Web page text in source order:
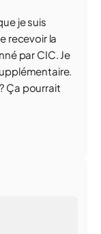
je suis
recevoir la
par CIC. Je
Ça pourrait